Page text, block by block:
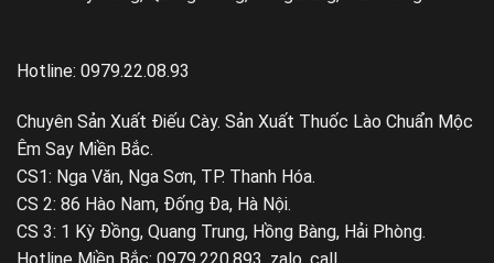
Hotline: 0979.22.08.93
Chuyên Sản Xuất Điếu Cày. Sản Xuất Thuốc Lào Chuẩn Mộc
Êm Say Miền Bắc.
CS1: Nga Văn, Nga Sơn, TP. Thanh Hóa.
CS 2: 86 Hào Nam, Đống Đa, Hà Nội.
CS 3: 1 Kỳ Đồng, Quang Trung, Hồng Bàng, Hải Phòng.
Hotline Miền Bắc: 0979.220.893. zalo, call..